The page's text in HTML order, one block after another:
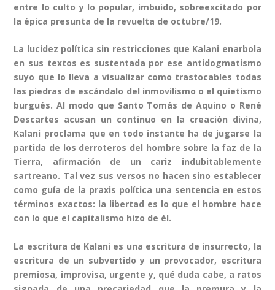
entre lo culto y lo popular, imbuido, sobreexcitado por
la épica presunta de la revuelta de octubre/19.
La lucidez política sin restricciones que Kalani enarbola
en sus textos es sustentada por ese antidogmatismo
suyo que lo lleva a visualizar como trastocables todas
las piedras de escándalo del inmovilismo o el quietismo
burgués. Al modo que Santo Tomás de Aquino o René
Descartes acusan un continuo en la creación divina,
Kalani proclama que en todo instante ha de jugarse la
partida de los derroteros del hombre sobre la faz de la
Tierra, afirmación de un cariz indubitablemente
sartreano. Tal vez sus versos no hacen sino establecer
como guía de la praxis política una sentencia en estos
términos exactos: la libertad es lo que el hombre hace
con lo que el capitalismo hizo de él.
La escritura de Kalani es una escritura de insurrecto, la
escritura de un subvertido y un provocador, escritura
premiosa, improvisa, urgente y, qué duda cabe, a ratos